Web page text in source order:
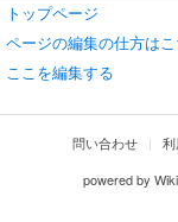
トップページ
ページの編集の仕方はこ
ここを編集する
問い合わせ
powered by